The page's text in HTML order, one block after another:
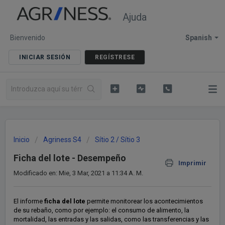
Ajuda
Spanish
Bienvenido
INICIAR SESIÓN REGÍSTRESE
Inicio Agriness S4 Sítio 2 / Sítio 3
Ficha del lote - Desempeño
Imprimir
Modificado en: Mie, 3 Mar, 2021 a 11:34 A. M.
El informe ficha del lote permite monitorear los acontecimientos
de su rebaño, como por ejemplo: el consumo de alimento, la
mortalidad, las entradas y las salidas, como las transferencias y las